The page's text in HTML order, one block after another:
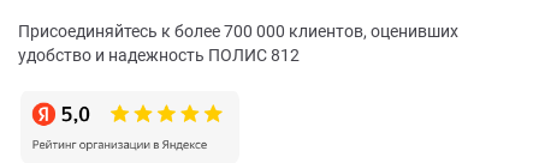
Присоединяйтесь к более 700 000 клиентов, оценивших
удобство и надежность ПОЛИС 812